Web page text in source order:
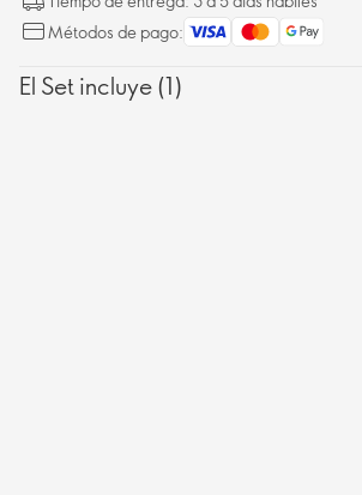
Métodos de pago:
El Set incluye (1)